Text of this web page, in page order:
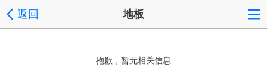
返回 地板
抱歉，暂无相关信息